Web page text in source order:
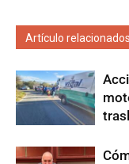
Artículo relacionados